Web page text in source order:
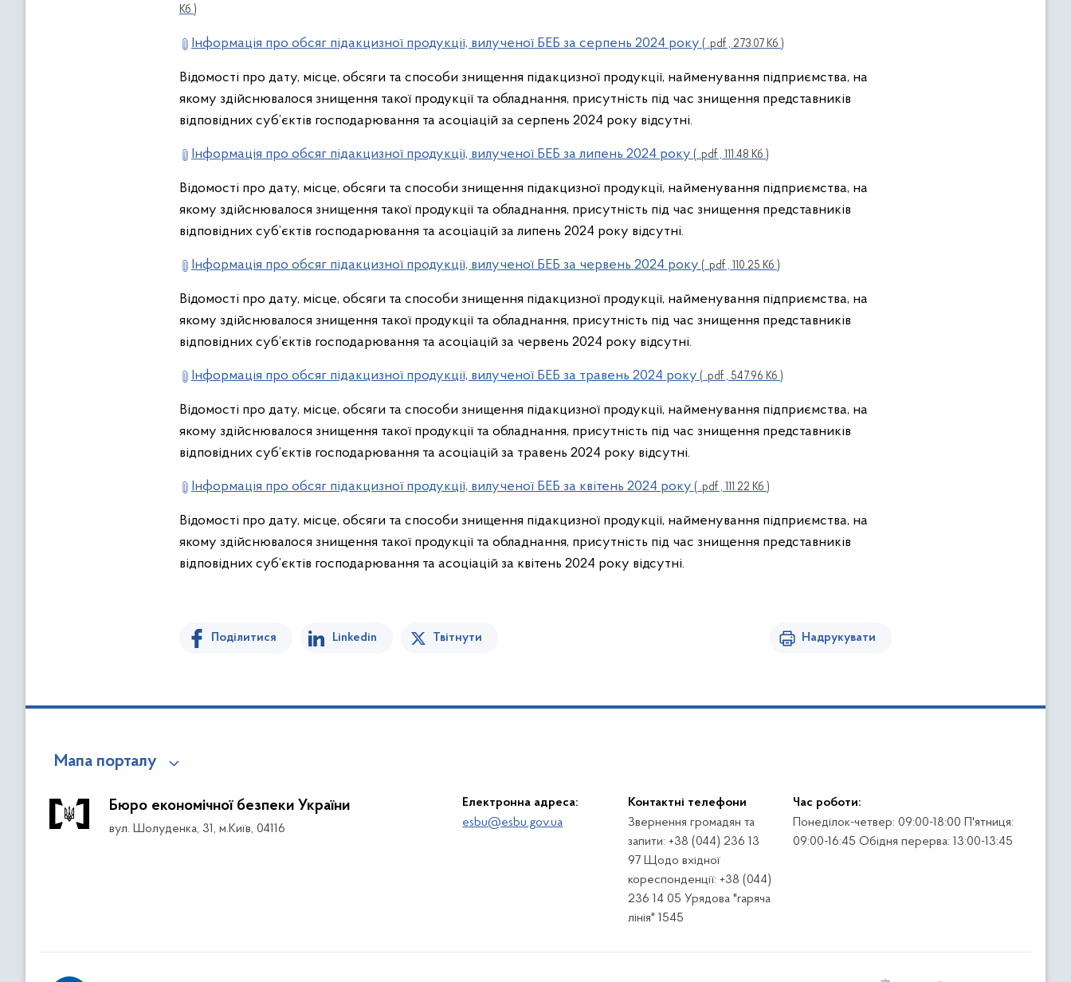
Кб )
Інформація про обсяг підакцизної продукції, вилученої БЕБ за серпень 2024 року ( .pdf , 273.07 Кб )
Відомості про дату, місце, обсяги та способи знищення підакцизної продукції, найменування підприємства, на
якому здійснювалося знищення такої продукції та обладнання, присутність під час знищення представників
відповідних суб’єктів господарювання та асоціацій за серпень 2024 року відсутні.
Інформація про обсяг підакцизної продукції, вилученої БЕБ за липень 2024 року ( .pdf , 111.48 Кб )
Відомості про дату, місце, обсяги та способи знищення підакцизної продукції, найменування підприємства, на
якому здійснювалося знищення такої продукції та обладнання, присутність під час знищення представників
відповідних суб’єктів господарювання та асоціацій за липень 2024 року відсутні.
Інформація про обсяг підакцизної продукції, вилученої БЕБ за червень 2024 року ( .pdf , 110.25 Кб )
Відомості про дату, місце, обсяги та способи знищення підакцизної продукції, найменування підприємства, на
якому здійснювалося знищення такої продукції та обладнання, присутність під час знищення представників
відповідних суб’єктів господарювання та асоціацій за червень 2024 року відсутні.
Інформація про обсяг підакцизної продукції, вилученої БЕБ за травень 2024 року ( .pdf , 547.96 Кб )
Відомості про дату, місце, обсяги та способи знищення підакцизної продукції, найменування підприємства, на
якому здійснювалося знищення такої продукції та обладнання, присутність під час знищення представників
відповідних суб’єктів господарювання та асоціацій за травень 2024 року відсутні.
Інформація про обсяг підакцизної продукції, вилученої БЕБ за квітень 2024 року ( .pdf , 111.22 Кб )
Відомості про дату, місце, обсяги та способи знищення підакцизної продукції, найменування підприємства, на
якому здійснювалося знищення такої продукції та обладнання, присутність під час знищення представників
відповідних суб’єктів господарювання та асоціацій за квітень 2024 року відсутні.
Поділитися Linkedin Твітнути Надрукувати
Мапа порталу
Бюро економічної безпеки України
вул. Шолуденка, 31, м.Київ, 04116
Електронна адреса:
esbu@esbu.gov.ua
Контактні телефони
Звернення громадян та
запити: +38 (044) 236 13
97 Щодо вхідної
кореспонденції: +38 (044)
236 14 05 Урядова "гаряча
лінія" 1545
Час роботи:
Понеділок-четвер: 09:00-18:00 П'ятниця:
09:00-16:45 Обідня перерва: 13:00-13:45